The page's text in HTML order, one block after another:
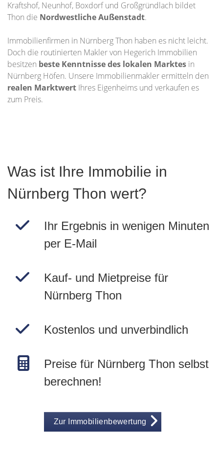
Kraftshof, Neunhof, Boxdorf und Großgründlach bildet
Thon die Nordwestliche Außenstadt.
Immobilienfirmen in Nürnberg Thon haben es nicht leicht.
Doch die routinierten Makler von Hegerich Immobilien
besitzen beste Kenntnisse des lokalen Marktes in
Nürnberg Höfen. Unsere Immobilienmakler ermitteln den
realen Marktwert Ihres Eigenheims und verkaufen es
zum Preis.
Was ist Ihre Immobilie in
Nürnberg Thon wert?
Ihr Ergebnis in wenigen Minuten
per E-Mail
Kauf- und Mietpreise für
Nürnberg Thon
Kostenlos und unverbindlich
Preise für Nürnberg Thon selbst
berechnen!
Zur Immobilienbewertung